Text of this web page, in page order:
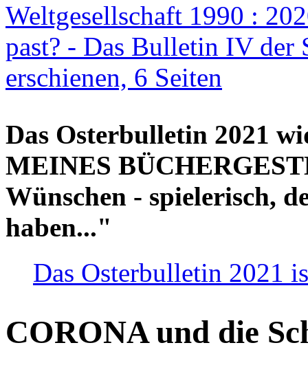
Weltgesellschaft 1990 :
past? - Das Bulletin IV der
erschienen, 6 Seiten
Das Osterbulletin 2021
MEINES
Wünschen - spielerisch,
haben..."
Das Osterbulletin 2021
CORONA und die